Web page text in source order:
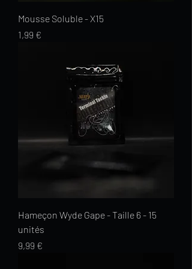
Mousse Soluble - X15
Prix
1,99 €
Hameçon Wyde Gape - Taille 6 - 15
unités
Prix
9,99 €